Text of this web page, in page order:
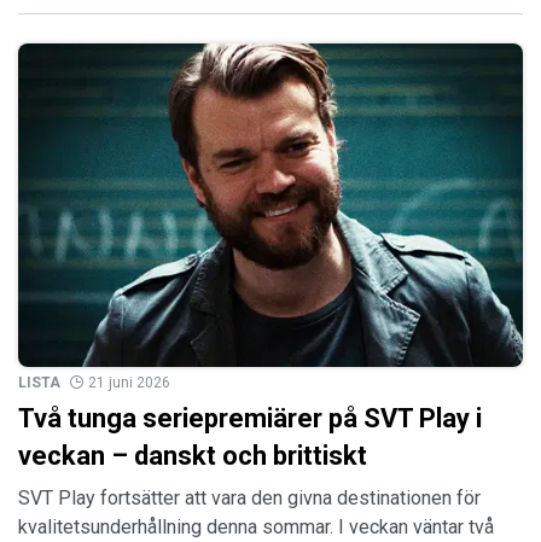
LISTA 21 juni 2026
Två tunga seriepremiärer på SVT Play i
veckan – danskt och brittiskt
SVT Play fortsätter att vara den givna destinationen för
kvalitetsunderhållning denna sommar. I veckan väntar två